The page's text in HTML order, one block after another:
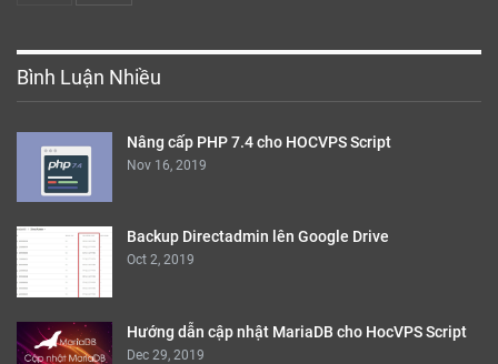
Bình Luận Nhiều
Nâng cấp PHP 7.4 cho HOCVPS Script
Nov 16, 2019
Backup Directadmin lên Google Drive
Oct 2, 2019
Hướng dẫn cập nhật MariaDB cho HocVPS Script
Dec 29, 2019